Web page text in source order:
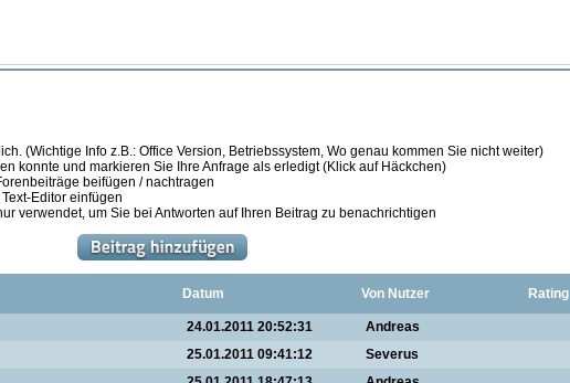
(Wichtige Info z.B.: Office Version, Betriebssystem, Wo genau kommen Sie nicht weiter)
konnte und markieren Sie Ihre Anfrage als erledigt (Klick auf Häckchen)
beifügen / nachtragen
Editor einfügen
verwendet, um Sie bei Antworten auf Ihren Beitrag zu benachrichtigen
Datum Von Nutzer Rating
24.01.2011 20:52:31
Andreas
25.01.2011 09:41:12
Severus